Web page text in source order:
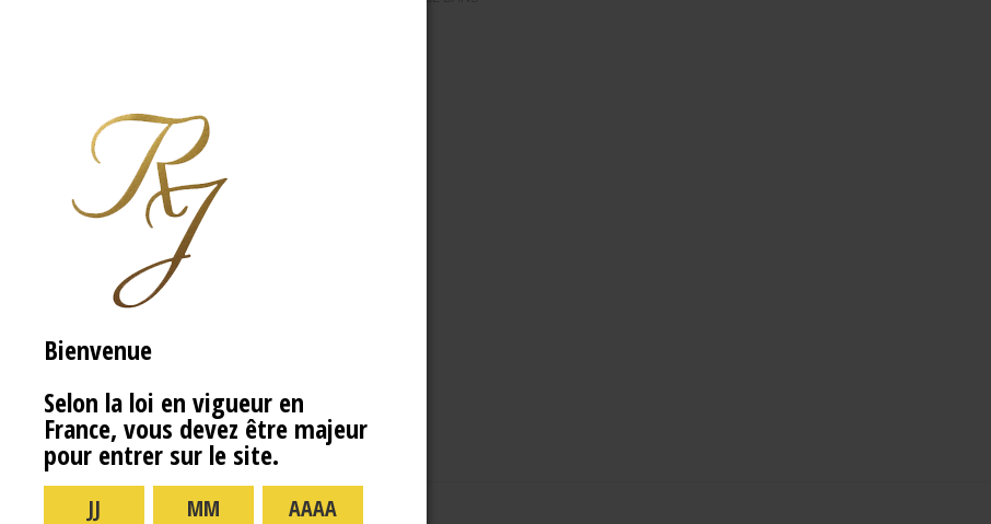
Bienvenue
Selon la loi en vigueur en
France, vous devez être majeur
pour entrer sur le site.